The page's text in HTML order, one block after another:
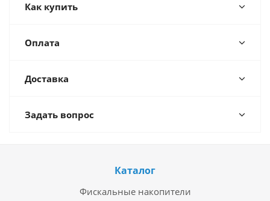
Как купить
Оплата
Доставка
Задать вопрос
Каталог
Фискальные накопители